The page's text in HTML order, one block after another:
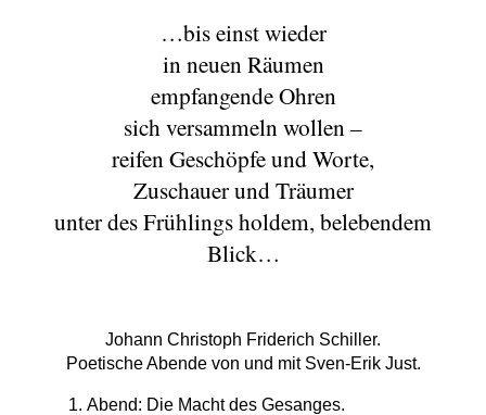
…bis einst wieder
in neuen Räumen
empfangende Ohren
sich versammeln wollen –
reifen Geschöpfe und Worte,
Zuschauer und Träumer
unter des Frühlings holdem, belebendem
Blick…
Johann Christoph Friderich Schiller.
Poetische Abende von und mit Sven-Erik Just.
Abend: Die Macht des Gesanges.